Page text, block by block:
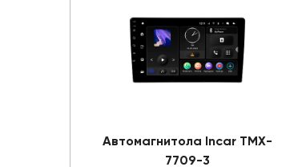
Автомагнитола Incar TMX-
7709-3